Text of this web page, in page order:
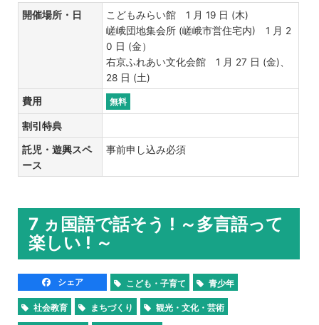
開催場所・日
こどもみらい館 1 月 19 日 (木)
嵯峨団地集会所 (嵯峨市営住宅内) 1 月 2
0 日 (金）
右京ふれあい文化会館 1 月 27 日 (金)、
28 日 (土)
費用 無料
割引特典
託児・遊興スペ
ース
事前申し込み必須
7 ヵ国語で話そう ! ～多言語って
楽しい ! ～
シェア こども・子育て 青少年
社会教育 まちづくり 観光・文化・芸術